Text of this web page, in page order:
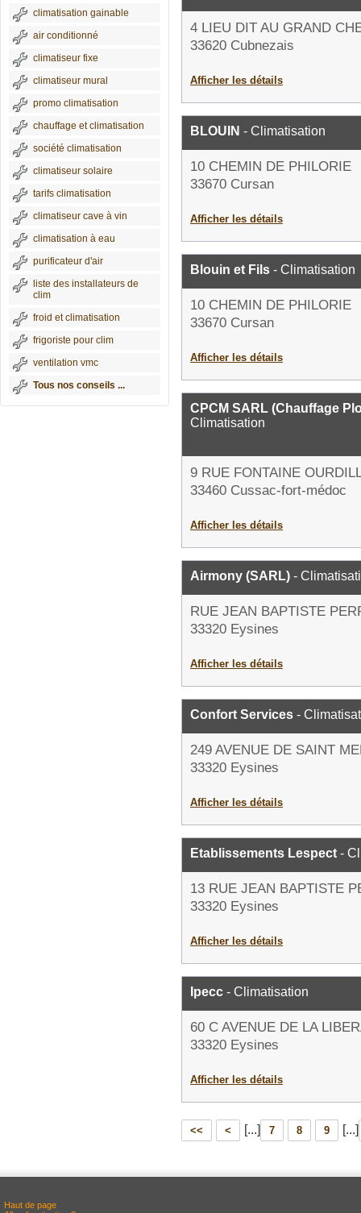
climatisation gainable
air conditionné
climatiseur fixe
climatiseur mural
promo climatisation
chauffage et climatisation
société climatisation
climatiseur solaire
tarifs climatisation
climatiseur cave à vin
climatisation à eau
purificateur d'air
liste des installateurs de
clim
froid et climatisation
frigoriste pour clim
ventilation vmc
Tous nos conseils ...
4 LIEU DIT AU GRAND
33620 Cubnezais
Afficher les détails
BLOUIN - Climatisation
10 CHEMIN DE PHILORIE
33670 Cursan
Afficher les détails
Blouin et Fils - Climatisation
10 CHEMIN DE PHILORIE
33670 Cursan
Afficher les détails
CPCM SARL (Chauffage
Climatisation
9 RUE FONTAINE
33460 Cussac-fort-médoc
Afficher les détails
Airmony (SARL) -
RUE JEAN BAPTISTE
33320 Eysines
Afficher les détails
Confort Services -
249 AVENUE DE SAINT
33320 Eysines
Afficher les détails
Etablissements Lespect -
13 RUE JEAN BAPTISTE
33320 Eysines
Afficher les détails
Ipecc - Climatisation
60 C AVENUE DE LA
33320 Eysines
Afficher les détails
<< < [...] 7 8 9 [...]
Haut de page